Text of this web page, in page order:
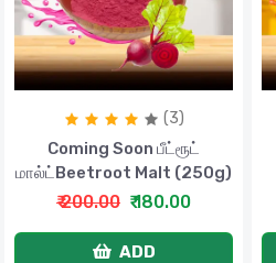
(3)
Coming Soon பீட்ரூட்
மால்ட்Beetroot Malt (250g)
₹ 200.00 ₹ 180.00
ADD